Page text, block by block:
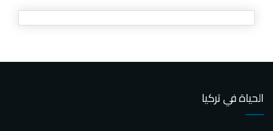
الحياة في تركيا